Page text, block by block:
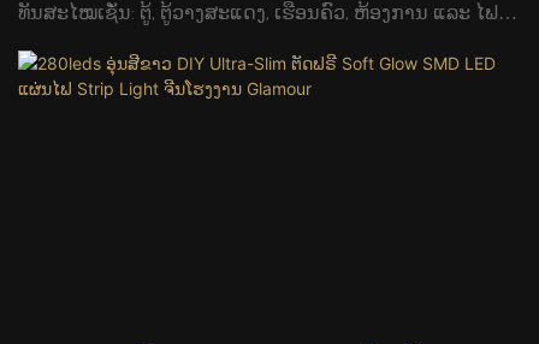
ທັນສະໄໝເຊັ່ນ: ຕູ້, ຕູ້ວາງສະແດງ, ເຮືອນຄົວ, ຫ້ອງການ ແລະ ໄຟ
ສ່ອງສະຫວ່າງທາງການຄ້າ